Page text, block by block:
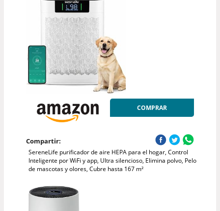
COMPRAR
Compartir:
SereneLife purificador de aire HEPA para el hogar, Control
Inteligente por WiFi y app, Ultra silencioso, Elimina polvo, Pelo
de mascotas y olores, Cubre hasta 167 m²